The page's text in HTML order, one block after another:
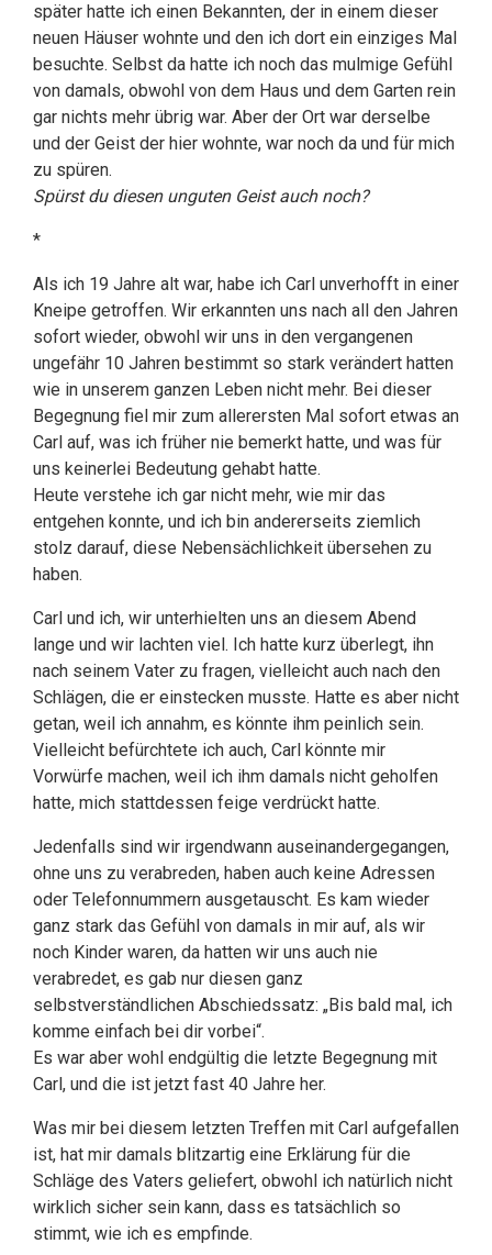
später hatte ich einen Bekannten, der in einem dieser
neuen Häuser wohnte und den ich dort ein einziges Mal
besuchte. Selbst da hatte ich noch das mulmige Gefühl
von damals, obwohl von dem Haus und dem Garten rein
gar nichts mehr übrig war. Aber der Ort war derselbe
und der Geist der hier wohnte, war noch da und für mich
zu spüren.
Spürst du diesen unguten Geist auch noch?
*
Als ich 19 Jahre alt war, habe ich Carl unverhofft in einer
Kneipe getroffen. Wir erkannten uns nach all den Jahren
sofort wieder, obwohl wir uns in den vergangenen
ungefähr 10 Jahren bestimmt so stark verändert hatten
wie in unserem ganzen Leben nicht mehr. Bei dieser
Begegnung fiel mir zum allerersten Mal sofort etwas an
Carl auf, was ich früher nie bemerkt hatte, und was für
uns keinerlei Bedeutung gehabt hatte.
Heute verstehe ich gar nicht mehr, wie mir das
entgehen konnte, und ich bin andererseits ziemlich
stolz darauf, diese Nebensächlichkeit übersehen zu
haben.
Carl und ich, wir unterhielten uns an diesem Abend
lange und wir lachten viel. Ich hatte kurz überlegt, ihn
nach seinem Vater zu fragen, vielleicht auch nach den
Schlägen, die er einstecken musste. Hatte es aber nicht
getan, weil ich annahm, es könnte ihm peinlich sein.
Vielleicht befürchtete ich auch, Carl könnte mir
Vorwürfe machen, weil ich ihm damals nicht geholfen
hatte, mich stattdessen feige verdrückt hatte.
Jedenfalls sind wir irgendwann auseinandergegangen,
ohne uns zu verabreden, haben auch keine Adressen
oder Telefonnummern ausgetauscht. Es kam wieder
ganz stark das Gefühl von damals in mir auf, als wir
noch Kinder waren, da hatten wir uns auch nie
verabredet, es gab nur diesen ganz
selbstverständlichen Abschiedssatz: „Bis bald mal, ich
komme einfach bei dir vorbei“.
Es war aber wohl endgültig die letzte Begegnung mit
Carl, und die ist jetzt fast 40 Jahre her.
Was mir bei diesem letzten Treffen mit Carl aufgefallen
ist, hat mir damals blitzartig eine Erklärung für die
Schläge des Vaters geliefert, obwohl ich natürlich nicht
wirklich sicher sein kann, dass es tatsächlich so
stimmt, wie ich es empfinde.